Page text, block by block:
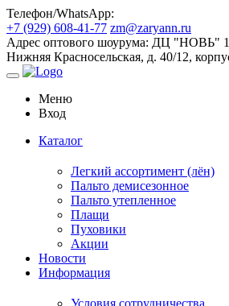
Телефон/WhatsApp:
+7 (929) 608-41-77 zm@zaryann.ru
Адрес оптового шоурума: ДЦ "НОВЬ"
Нижняя Красносельская, д. 40/12,
Меню
Вход
Каталог
Легкий ассортимент (лён)
Пальто демисезонное
Пальто утепленное
Плащи
Пуховики
Акции
Новости
Информация
Условия сотрудничества